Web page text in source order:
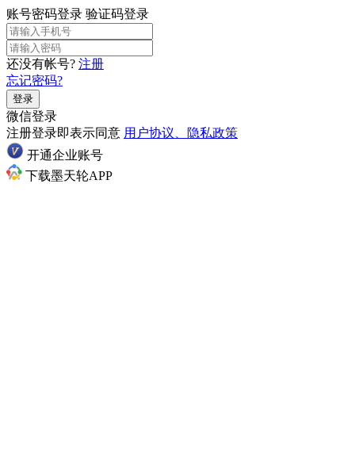
账号密码登录 验证码登录
还没有帐号? 注册
忘记密码?
登录
微信登录
注册登录即表示同意 用户协议、隐私政策
开通企业账号
下载墨天轮APP